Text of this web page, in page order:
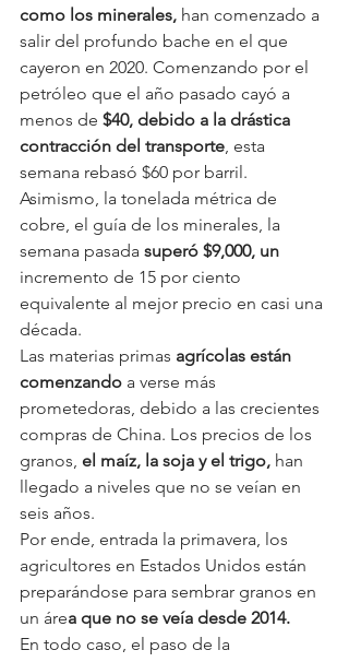
como los minerales, han comenzado a
salir del profundo bache en el que
cayeron en 2020. Comenzando por el
petróleo que el año pasado cayó a
menos de $40, debido a la drástica
contracción del transporte, esta
semana rebasó $60 por barril.
Asimismo, la tonelada métrica de
cobre, el guía de los minerales, la
semana pasada superó $9,000, un
incremento de 15 por ciento
equivalente al mejor precio en casi una
década.
Las materias primas agrícolas están
comenzando a verse más
prometedoras, debido a las crecientes
compras de China. Los precios de los
granos, el maíz, la soja y el trigo, han
llegado a niveles que no se veían en
seis años.
Por ende, entrada la primavera, los
agricultores en Estados Unidos están
preparándose para sembrar granos en
un área que no se veía desde 2014.
En todo caso, el paso de la